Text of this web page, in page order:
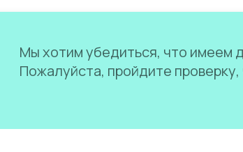
Мы хотим убедиться, что имеем
Пожалуйста, пройдите